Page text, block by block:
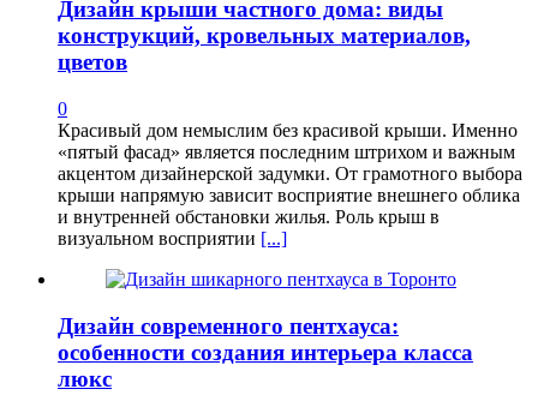
Дизайн крыши частного дома: виды
конструкций, кровельных материалов,
цветов
0
Красивый дом немыслим без красивой крыши. Именно
«пятый фасад» является последним штрихом и важным
акцентом дизайнерской задумки. От грамотного выбора
крыши напрямую зависит восприятие внешнего облика
и внутренней обстановки жилья. Роль крыш в
визуальном восприятии [...]
Дизайн современного пентхауса:
особенности создания интерьера класса
люкс